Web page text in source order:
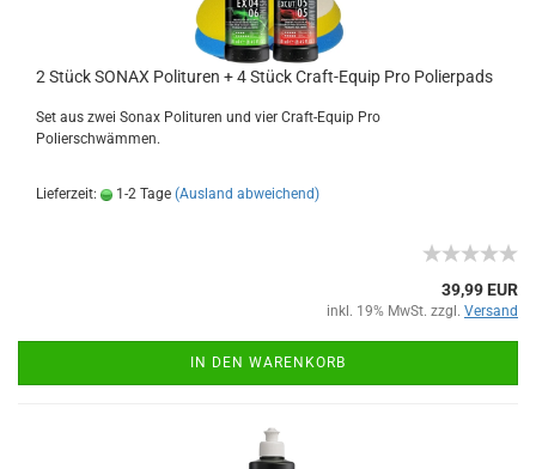
2 Stück SONAX Polituren + 4 Stück Craft-Equip Pro Polierpads
Set aus zwei Sonax Polituren und vier Craft-Equip Pro
Polierschwämmen.
Lieferzeit: 1-2 Tage (Ausland abweichend)
39,99 EUR
inkl. 19% MwSt. zzgl. Versand
IN DEN WARENKORB